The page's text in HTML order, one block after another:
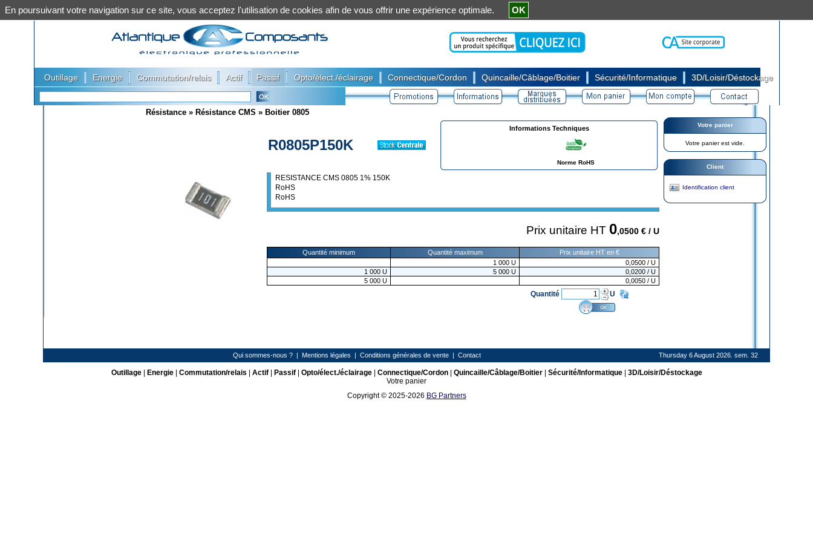
Outillage Energie Commutation/relais Actif Passif Opto/élect./éclairage Connectique/Cordon Quincaille/Câblage/Boitier Sécurité/Informatique 3D/Loisir/Déstockage
Résistance » Résistance CMS » Boitier 0805
R0805P150K
Informations Techniques
Norme RoHS
RESISTANCE CMS 0805 1% 150K
RoHS
RoHS
Prix unitaire HT 0,0500 € / U
Quantité minimum Quantité maximum
Prix unitaire HT en €
1 000 U 0,0500 / U
1 000 U 5 000 U 0,0200 / U
5 000 U 0,0050 / U
Quantité U
Votre panier
Votre panier est vide.
Client
Identification client
Qui sommes-nous ? | Mentions légales | Conditions générales de vente | Contact Thursday 6 August 2026. sem. 32
Outillage| Energie| Commutation/relais Actif| Passif| Opto/élect./éclairage| Connectique/Cordon| Quincaille/Câblage/Boitier| Sécurité/Informatique| 3D/Loisir/Déstockage
Votre panier
Copyright © 2025-2026 BG Partners
En poursuivant votre navigation sur ce site, vous acceptez l'utilisation de cookies afin de vous offrir une expérience optimale. OK